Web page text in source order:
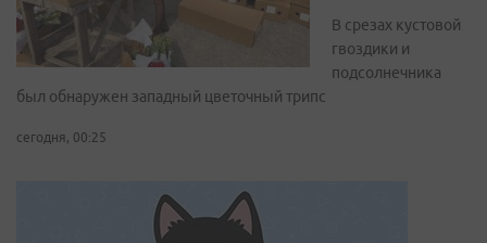
В срезах кустовой
гвоздики и
подсолнечника
был обнаружен западный цветочный трипс
сегодня, 00:25